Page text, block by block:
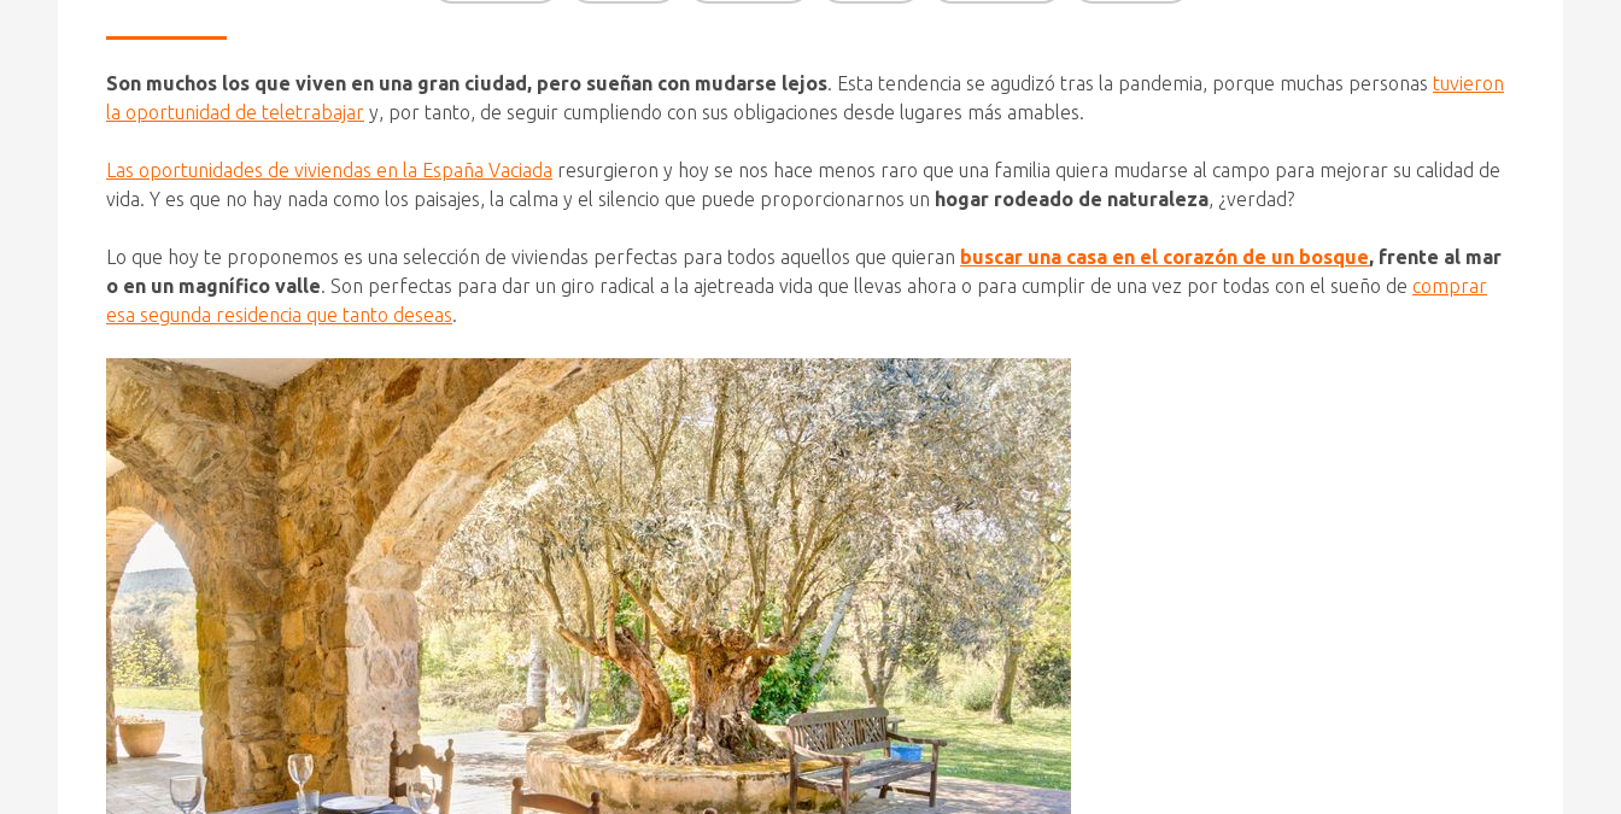
Son muchos los que viven en una gran ciudad, pero sueñan con mudarse lejos. Esta tendencia se agudizó tras la pandemia, porque muchas personas tuvieron
la oportunidad de teletrabajar y, por tanto, de seguir cumpliendo con sus obligaciones desde lugares más amables.
Las oportunidades de viviendas en la España Vaciada resurgieron y hoy se nos hace menos raro que una familia quiera mudarse al campo para mejorar su calidad de
vida. Y es que no hay nada como los paisajes, la calma y el silencio que puede proporcionarnos un hogar rodeado de naturaleza, ¿verdad?
Lo que hoy te proponemos es una selección de viviendas perfectas para todos aquellos que quieran buscar una casa en el corazón de un bosque, frente al mar
o en un magnífico valle. Son perfectas para dar un giro radical a la ajetreada vida que llevas ahora o para cumplir de una vez por todas con el sueño de comprar
esa segunda residencia que tanto deseas.